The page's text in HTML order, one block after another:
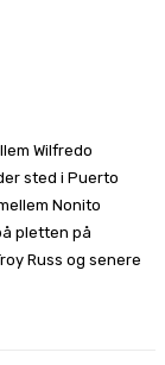
Wilfredo
sted i Puerto
Nonito
pletten på
Russ og senere